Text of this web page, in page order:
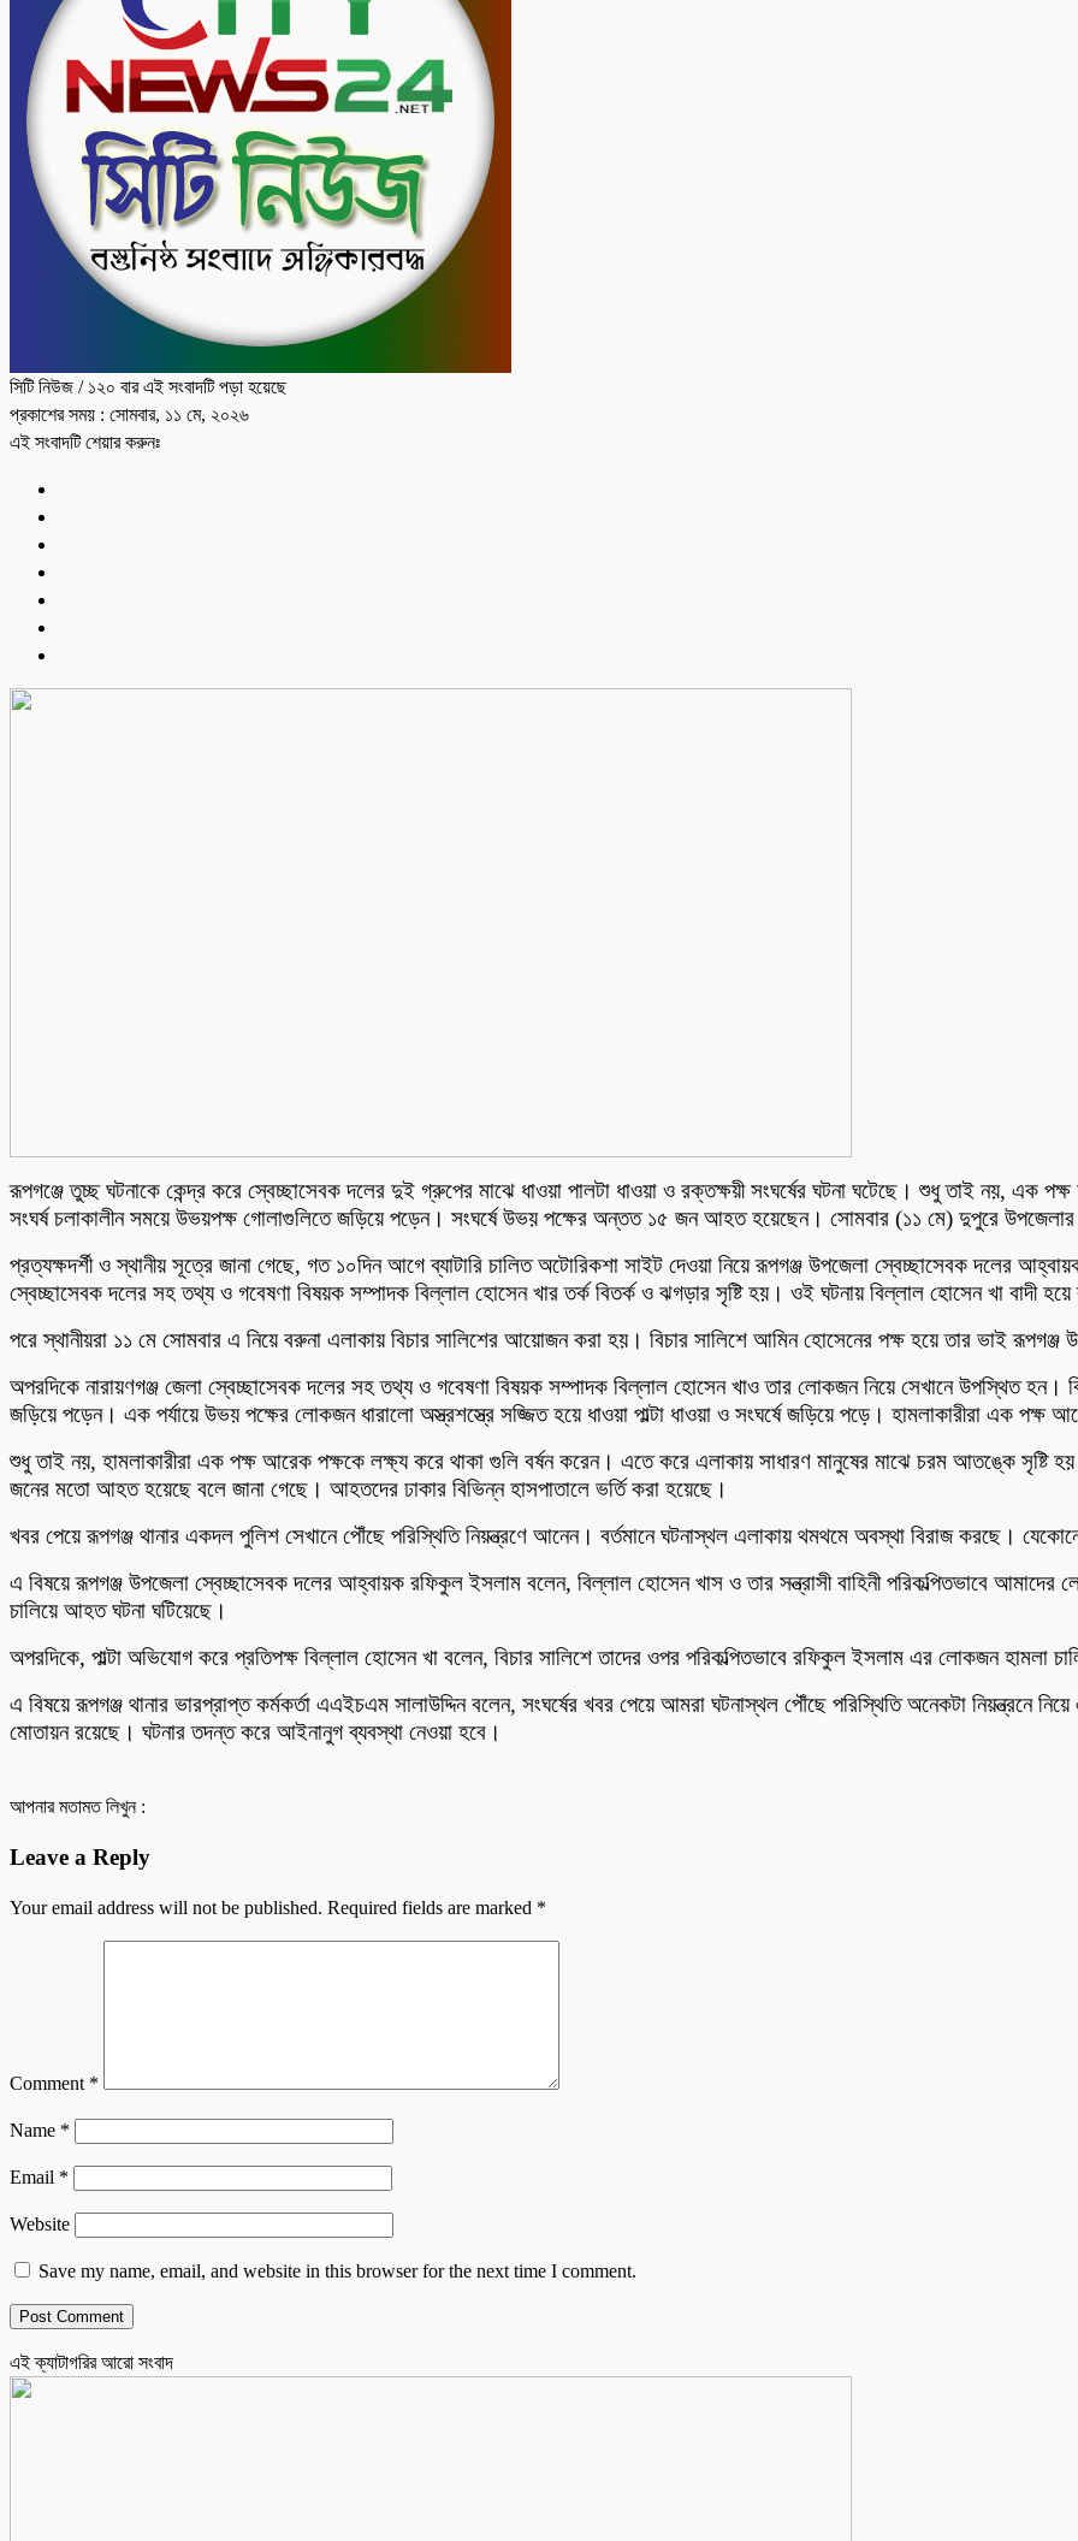
সিটি নিউজ / ১২০ বার এই সংবাদটি পড়া হয়েছে
প্রকাশের সময় : সোমবার, ১১ মে, ২০২৬
এই সংবাদটি শেয়ার করুনঃ
রূপগঞ্জে তুচ্ছ ঘটনাকে কেন্দ্র করে স্বেচ্ছাসেবক দলের দুই গ্রুপের মাঝে ধাওয়া পালটা ধাওয়া ও রক্তক্ষয়ী সংঘর্ষের ঘটনা ঘটেছে। শুধু তাই নয়, এক
সংঘর্ষ চলাকালীন সময়ে উভয়পক্ষ গোলাগুলিতে জড়িয়ে পড়েন। সংঘর্ষে উভয় পক্ষের অন্তত ১৫ জন আহত হয়েছেন। সোমবার (১১ মে) দুপুরে উপজেলার
প্রত্যক্ষদর্শী ও স্থানীয় সূত্রে জানা গেছে, গত ১০দিন আগে ব্যাটারি চালিত অটোরিকশা সাইট দেওয়া নিয়ে রূপগঞ্জ উপজেলা স্বেচ্ছাসেবক দলের
স্বেচ্ছাসেবক দলের সহ তথ্য ও গবেষণা বিষয়ক সম্পাদক বিল্লাল হোসেন খার তর্ক বিতর্ক ও ঝগড়ার সৃষ্টি হয়। ওই ঘটনায় বিল্লাল হোসেন খা বাদী
পরে স্থানীয়রা ১১ মে সোমবার এ নিয়ে বরুনা এলাকায় বিচার সালিশের আয়োজন করা হয়। বিচার সালিশে আমিন হোসেনের পক্ষ হয়ে তার ভাই
অপরদিকে নারায়ণগঞ্জ জেলা স্বেচ্ছাসেবক দলের সহ তথ্য ও গবেষণা বিষয়ক সম্পাদক বিল্লাল হোসেন খাও তার লোকজন নিয়ে সেখানে উপস্থিত হন।
জড়িয়ে পড়েন। এক পর্যায়ে উভয় পক্ষের লোকজন ধারালো অস্ত্রশস্ত্রে সজ্জিত হয়ে ধাওয়া পাল্টা ধাওয়া ও সংঘর্ষে জড়িয়ে পড়ে। হামলাকারীরা এক পক্ষ
শুধু তাই নয়, হামলাকারীরা এক পক্ষ আরেক পক্ষকে লক্ষ্য করে থাকা গুলি বর্ষন করেন। এতে করে এলাকায় সাধারণ মানুষের মাঝে চরম আতঙ্কে
জনের মতো আহত হয়েছে বলে জানা গেছে। আহতদের ঢাকার বিভিন্ন হাসপাতালে ভর্তি করা হয়েছে।
খবর পেয়ে রূপগঞ্জ থানার একদল পুলিশ সেখানে পৌঁছে পরিস্থিতি নিয়ন্ত্রণে আনেন। বর্তমানে ঘটনাস্থল এলাকায় থমথমে অবস্থা বিরাজ করছে।
এ বিষয়ে রূপগঞ্জ উপজেলা স্বেচ্ছাসেবক দলের আহ্বায়ক রফিকুল ইসলাম বলেন, বিল্লাল হোসেন খাস ও তার সন্ত্রাসী বাহিনী পরিকল্পিতভাবে আমাদের
চালিয়ে আহত ঘটনা ঘটিয়েছে।
অপরদিকে, পাল্টা অভিযোগ করে প্রতিপক্ষ বিল্লাল হোসেন খা বলেন, বিচার সালিশে তাদের ওপর পরিকল্পিতভাবে রফিকুল ইসলাম এর লোকজন হামলা
এ বিষয়ে রূপগঞ্জ থানার ভারপ্রাপ্ত কর্মকর্তা এএইচএম সালাউদ্দিন বলেন, সংঘর্ষের খবর পেয়ে আমরা ঘটনাস্থল পৌঁছে পরিস্থিতি অনেকটা নিয়ন্ত্রনে
মোতায়ন রয়েছে। ঘটনার তদন্ত করে আইনানুগ ব্যবস্থা নেওয়া হবে।
আপনার মতামত লিখুন :
Leave a Reply
Your email address will not be published. Required fields are marked *
Comment *
Name *
Email *
Website
Save my name, email, and website in this browser for the next time I comment.
এই ক্যাটাগরির আরো সংবাদ